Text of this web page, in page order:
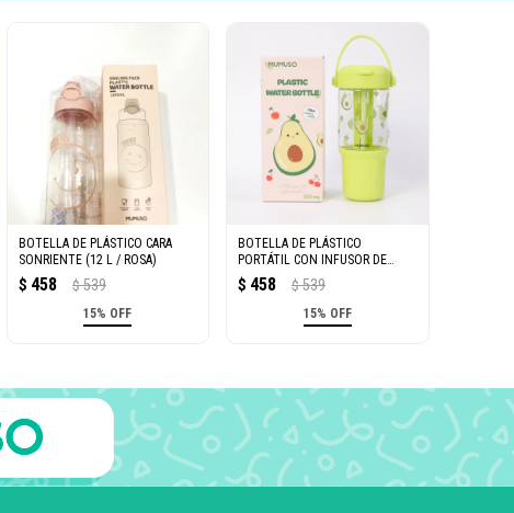
BOTELLA DE PLÁSTICO CARA
SONRIENTE (12 L / ROSA)
$ 458 $ 539
15% OFF
BOTELLA DE PLÁSTICO
PORTÁTIL CON INFUSOR DE
PALTA (VERDE/800 ML)
$ 458 $ 539
15% OFF